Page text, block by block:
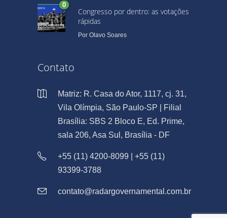
0
Congresso por dentro: as votações
rápidas
Por Olavo Soares
Contato
Matriz: R. Casa do Ator, 1117, cj. 31,
Vila Olímpia, São Paulo-SP | Filial
Brasília: SBS 2 Bloco E, Ed. Prime,
sala 206, Asa Sul, Brasília - DF
+55 (11) 4200-8099 | +55 (11)
93399-3788
contato@radargovernamental.com.br